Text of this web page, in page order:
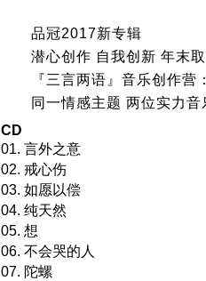
品冠2017新专辑
潜心创作 自我创新 年末取
『三言两语』音乐创作营
同一情感主题 两位实力音
CD
01. 言外之意
02. 戒心伤
03. 如愿以偿
04. 纯天然
05. 想
06. 不会哭的人
07. 陀螺